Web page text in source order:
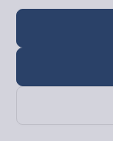
Hà Nội đi Tam Đảo
Đà Nẵng đi Hội An